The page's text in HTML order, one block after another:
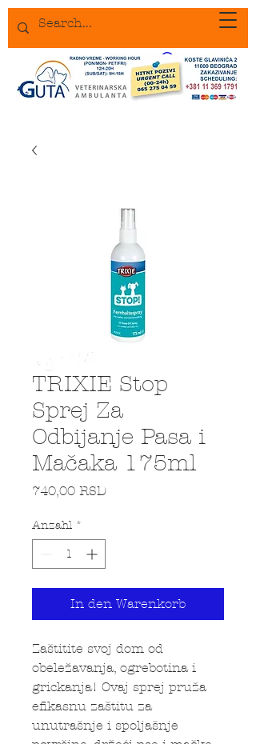
TRIXIE Stop
Sprej Za
Odbijanje Pasa i
Mačaka 175ml
740,00 RSDPreis
Anzahl *
In den Warenkorb
Zaštitite svoj dom od
obeležavanja, ogrebotina i
grickanja! Ovaj sprej pruža
efikasnu zaštitu za
unutrašnje i spoljašnje